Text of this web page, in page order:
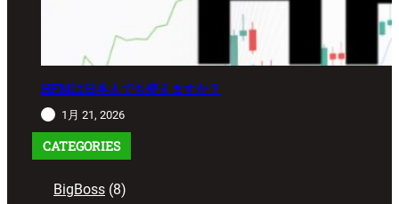
HFMは日本人でも使えますか？
1月 21, 2026
CATEGORIES
BigBoss (8)